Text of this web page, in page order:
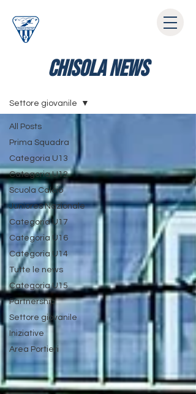
All Posts
Prima Squadra
Categoria U13
Categoria U12
Scuola Calcio
Juniores Nazionale
Categoria U17
Categoria U16
Categoria U14
Tutte le news
Categoria U15
Partnership
Settore giovanile
Iniziative
Area Portieri
Settore giovanile
chisola news